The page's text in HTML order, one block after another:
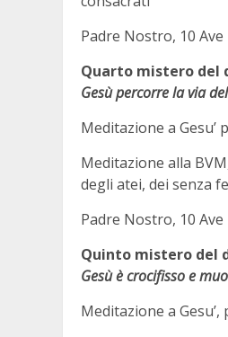
Padre Nostro, 10
Quarto mistero del
Gesù percorre la via
Meditazione a
Meditazione alla
degli atei, dei senza
Padre Nostro, 10
Quinto mistero del
Gesù è crocifisso e
Meditazione a